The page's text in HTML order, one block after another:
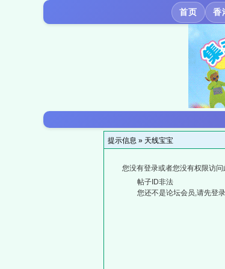
首页 香
提示信息 » 天线宝宝
您没有登录或者您没有权限访
帖子ID非法
您还不是论坛会员,请先登